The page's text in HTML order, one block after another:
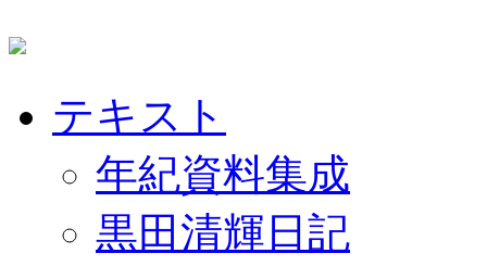
テキスト
年紀資料集成
黒田清輝日記